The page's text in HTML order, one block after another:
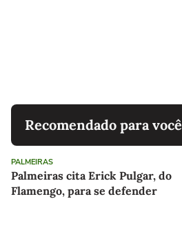
Recomendado para você
PALMEIRAS
Palmeiras cita Erick Pulgar, do
Flamengo, para se defender